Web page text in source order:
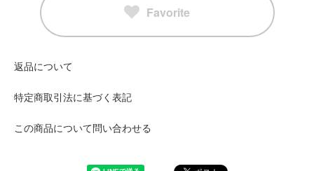
Favorite
返品について
特定商取引法に基づく表記
この商品について問い合わせる